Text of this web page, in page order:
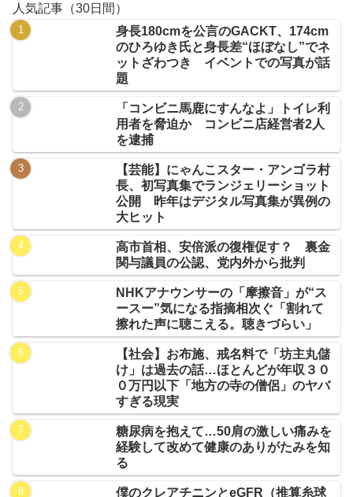
人気記事（30日間）
身長180cmを公言のGACKT、174cm
のひろゆき氏と身長差“ほぼなし”でネ
ットざわつき イベントでの写真が話
題
「コンビニ馬鹿にすんなよ」トイレ利
用者を脅迫か コンビニ店経営者2人
を逮捕
【芸能】にゃんこスター・アンゴラ村
長、初写真集でランジェリーショット
公開 昨年はデジタル写真集が異例の
大ヒット
高市首相、安倍派の復権促す？ 裏金
関与議員の公認、党内外から批判
NHKアナウンサーの「摩擦音」が“ス
ースー”気になる指摘相次ぐ「割れて
擦れた声に聴こえる。聴きづらい」
【社会】お布施、戒名料で「坊主丸儲
け」は過去の話…ほとんどが年収３０
０万円以下「地方の寺の僧侶」のヤバ
すぎる現実
糖尿病を抱えて…50肩の激しい痛みを
経験して改めて健康のありがたみを知
る
僕のクレアチニンとeGFR（推算糸球